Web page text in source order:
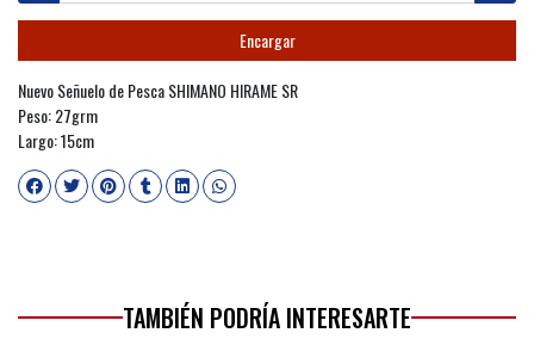
Encargar
Nuevo Señuelo de Pesca SHIMANO HIRAME SR
Peso: 27grm
Largo: 15cm
TAMBIÉN PODRÍA INTERESARTE